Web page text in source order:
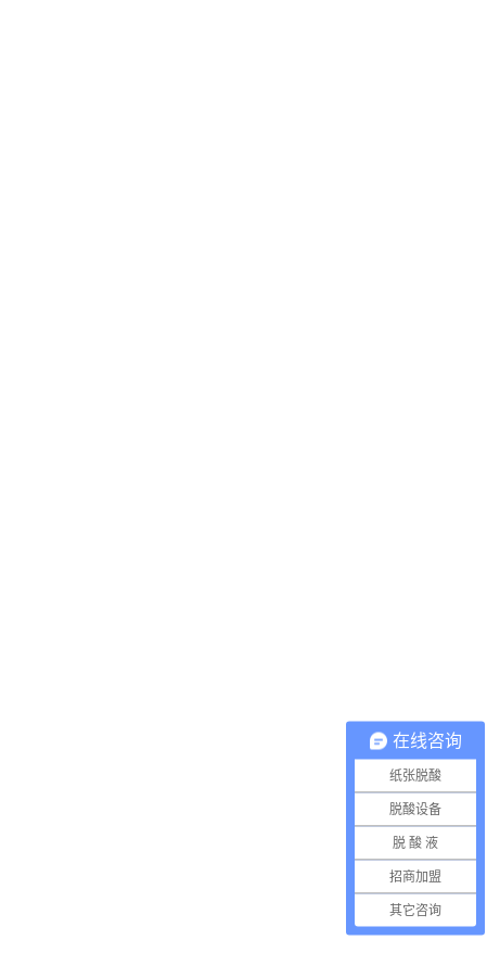
在线咨询
纸张脱酸
脱酸设备
脱 酸 液
招商加盟
其它咨询